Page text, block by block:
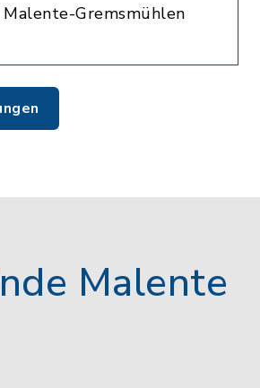
Gremsmühlen
Malente